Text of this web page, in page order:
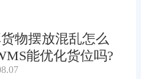
物摆放混乱怎么
能优化货位吗?